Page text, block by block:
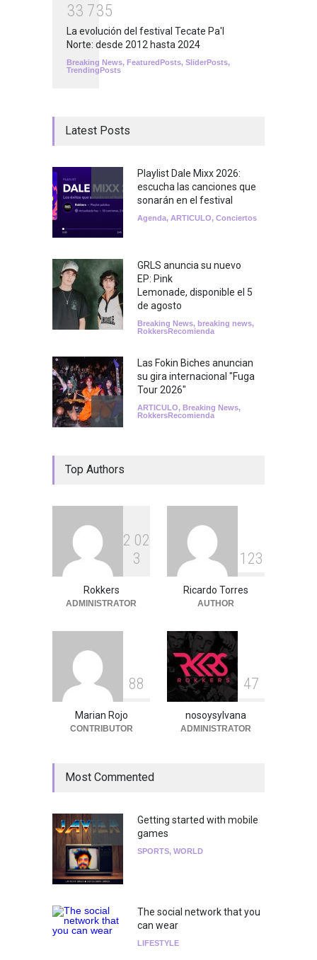
33 735
La evolución del festival Tecate Pa'l
Norte: desde 2012 hasta 2024
Breaking News, FeaturedPosts, SliderPosts,
TrendingPosts
Latest Posts
Playlist Dale Mixx 2026:
escucha las canciones que
sonarán en el festival
Agenda, ARTICULO, Conciertos
GRLS anuncia su nuevo
EP: Pink
Lemonade, disponible el 5
de agosto
Breaking News, breaking news,
RokkersRecomienda
Las Fokin Biches anuncian
su gira internacional "Fuga
Tour 2026"
ARTICULO, Breaking News,
RokkersRecomienda
breaking news,Conciertos,
Peces Raros anuncia show
en el Auditorio BB de la
Ciudad de México
ARTICULO ,Breaking
Top Authors
2 02
3
Rokkers
ADMINISTRATOR
1 23
Ricardo Torres
AUTHOR
88
Marian Rojo
CONTRIBUTOR
47
nosoysylvana
ADMINISTRATOR
Most Commented
Getting started with mobile
games
SPORTS, WORLD
The social network that you
can wear
LIFESTYLE